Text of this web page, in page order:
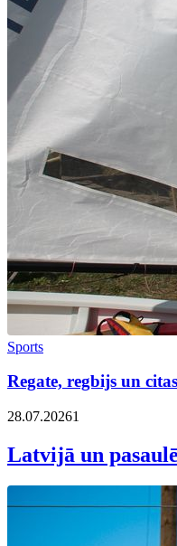
Sports
Regate, regbijs un
28.07.20261
Latvijā un pasaulē